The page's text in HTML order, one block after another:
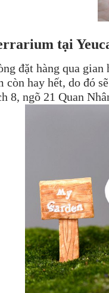
tại
đặt hàng qua gian
hay hết, do đó
8, ngõ 21 Quan